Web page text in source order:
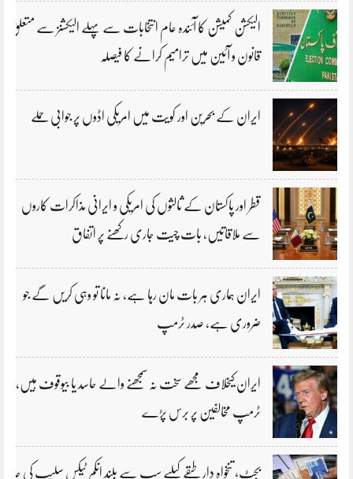
الیکشن کمیشن کا آئندہ عام انتخابات سے پہلے الیکشنز سے متعلق
قانون و آئین میں ترامیم کرانے کا فیصلہ
ایران کے بحرین اور کویت میں امریکی اڈوں پر جوابی حملے
قطر اور پاکستان کے ثالثوں کی امریکی و ایرانی مذاکرات کاروں
سے ملاقاتیں، بات چیت جاری رکھنے پر اتفاق
ایران ہماری ہر بات مان رہا ہے، نہ مانا تو وہی کریں گے جو
ضروری ہے، صدر ٹرمپ
ایران کیخلاف مجھے سخت نہ سمجھنے والے حاسد یا بیوقوف ہیں،
ٹرمپ مخالفین پر برس پڑے
بجٹ؛ تنخواہ دار طبقے کیلیے سب سے بلند انکم ٹیکس سلیب کی حد